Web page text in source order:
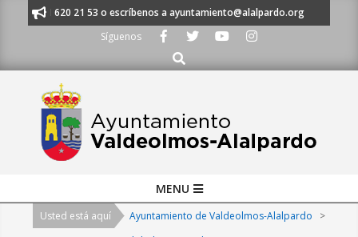
al 91 620 21 53 o escríbenos a ayuntamiento@alalpardo.org
Síguenos
Buscar
Navigation
MENU
Usted está aquí Ayuntamiento de Valdeolmos-Alalpardo
>